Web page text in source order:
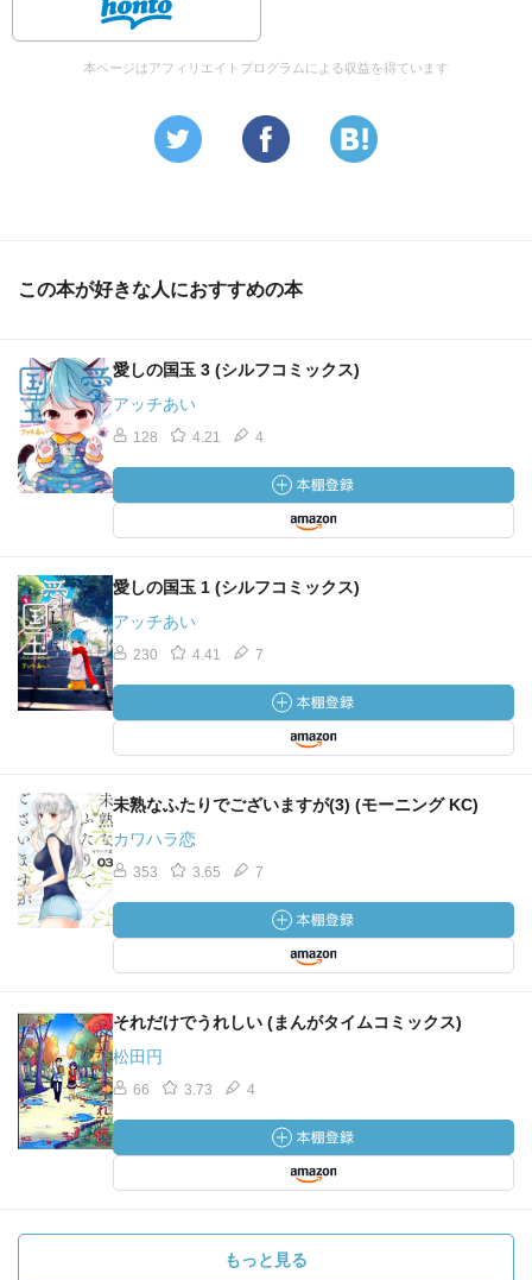
本ページはアフィリエイトプログラムによる収益を得ています
この本が好きな人におすすめの本
愛しの国玉 3 (シルフコミックス)
アッチあい
128 4.21 4
愛しの国玉 1 (シルフコミックス)
アッチあい
230 4.41 7
未熟なふたりでございますが(3) (モーニング KC)
カワハラ恋
353 3.65 7
それだけでうれしい (まんがタイムコミックス)
松田円
66 3.73 4
もっと見る